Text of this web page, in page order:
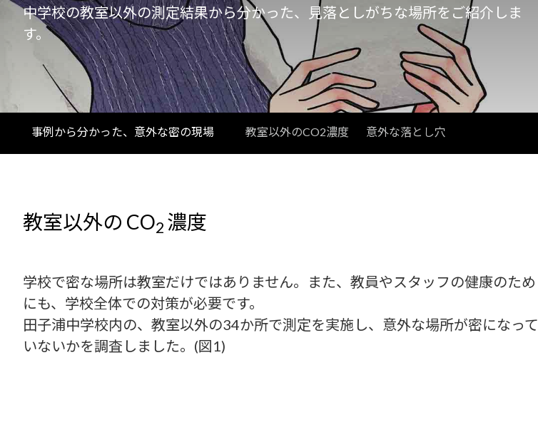
中学校の教室以外の測定結果から分かった、見落としがちな場所をご紹介しま
す。
事例から分かった、意外な密の現場 教室以外のCO2濃度 意外な落とし穴
教室以外の CO2 濃度
学校で密な場所は教室だけではありません。また、教員やスタッフの健康のため
にも、学校全体での対策が必要です。
田子浦中学校内の、教室以外の34か所で測定を実施し、意外な場所が密になって
いないかを調査しました。(図1)